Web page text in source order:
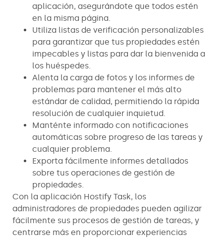
aplicación, asegurándote que todos estén
en la misma página.
Utiliza listas de verificación personalizables
para garantizar que tus propiedades estén
impecables y listas para dar la bienvenida a
los huéspedes.
Alenta la carga de fotos y los informes de
problemas para mantener el más alto
estándar de calidad, permitiendo la rápida
resolución de cualquier inquietud.
Manténte informado con notificaciones
automáticas sobre progreso de las tareas y
cualquier problema.
Exporta fácilmente informes detallados
sobre tus operaciones de gestión de
propiedades.
Con la aplicación Hostify Task, los
administradores de propiedades pueden agilizar
fácilmente sus procesos de gestión de tareas, y
centrarse más en proporcionar experiencias